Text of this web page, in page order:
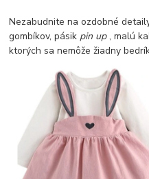
Nezabudnite na ozdobné
gombíkov, pásik pin up, malú
ktorých sa nemôže žiadny